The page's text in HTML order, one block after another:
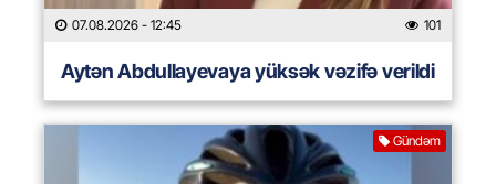
07.08.2026 - 12:45 101
Aytən Abdullayevaya yüksək vəzifə verildi
Gündəm